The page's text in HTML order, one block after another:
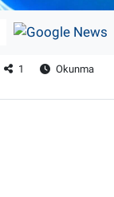
1
Okunma